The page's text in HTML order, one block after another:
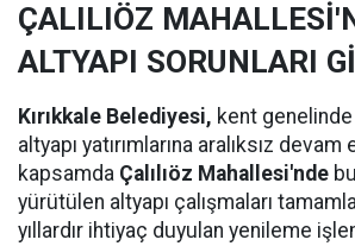
ÇALILIÖZ
ALTYAPI SORUNLARI
Kırıkkale Belediyesi, kent
altyapı yatırımlarına aralıksız devam
kapsamda Çalılıöz Mahallesi'nde
yürütülen altyapı çalışmaları
yıllardır ihtiyaç duyulan yenileme